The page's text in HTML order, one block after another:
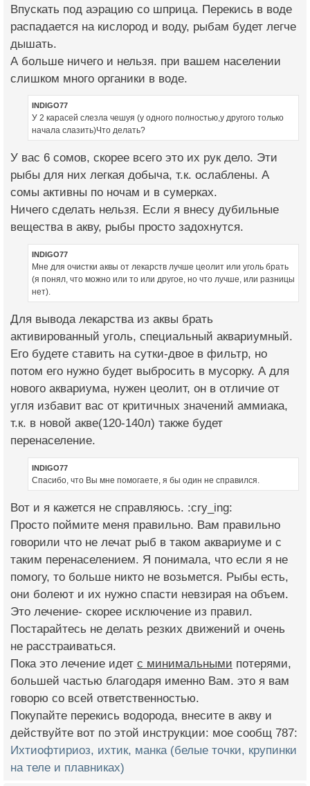
Впускать под аэрацию со шприца. Перекись в воде
распадается на кислород и воду, рыбам будет легче
дышать.
А больше ничего и нельзя. при вашем населении
слишком много органики в воде.
INDIGO77
У 2 карасей слезла чешуя (у одного полностью,у другого только
начала слазить)Что делать?
У вас 6 сомов, скорее всего это их рук дело. Эти
рыбы для них легкая добыча, т.к. ослаблены. А
сомы активны по ночам и в сумерках.
Ничего сделать нельзя. Если я внесу дубильные
вещества в акву, рыбы просто задохнутся.
INDIGO77
Мне для очистки аквы от лекарств лучше цеолит или уголь брать
(я понял, что можно или то или другое, но что лучше, или разницы
нет).
Для вывода лекарства из аквы брать
активированный уголь, специальный аквариумный.
Его будете ставить на сутки-двое в фильтр, но
потом его нужно будет выбросить в мусорку. А для
нового аквариума, нужен цеолит, он в отличие от
угля избавит вас от критичных значений аммиака,
т.к. в новой акве(120-140л) также будет
перенаселение.
INDIGO77
Спасибо, что Вы мне помогаете, я бы один не справился.
Вот и я кажется не справляюсь. :cry_ing:
Просто поймите меня правильно. Вам правильно
говорили что не лечат рыб в таком аквариуме и с
таким перенаселением. Я понимала, что если я не
помогу, то больше никто не возьмется. Рыбы есть,
они болеют и их нужно спасти невзирая на объем.
Это лечение- скорее исключение из правил.
Постарайтесь не делать резких движений и очень
не расстраиваться.
Пока это лечение идет с минимальными потерями,
большей частью благодаря именно Вам. это я вам
говорю со всей ответственностью.
Покупайте перекись водорода, внесите в акву и
действуйте вот по этой инструкции: мое сообщ 787:
Ихтиофтириоз, ихтик, манка (белые точки, крупинки
на теле и плавниках)